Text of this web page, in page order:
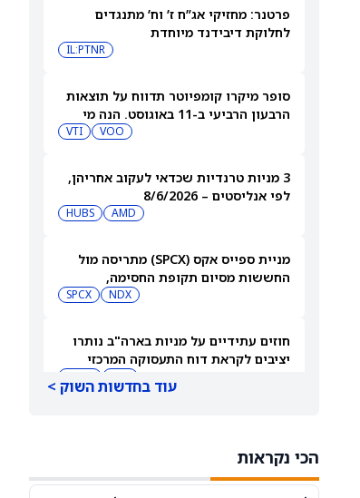
פרטנר: מחזיקי אג”ח ז’ וח’ מתנגדים
לחלוקת דיבידנד מיוחדת
IL:PTNR
סופר מיקרו קומפיוטר תדווח על תוצאות
הרבעון הרביעי ב-11 באוגוסט. הנה מי
VOO
VTI
3 מניות טרנדיות שכדאי לעקוב אחריהן,
לפי אנליסטים – 8/6/2026
AMD
HUBS
מניית ספייס אקס (SPCX) מתריסה מול
החששות מסיום תקופת החסימה,
NDX
SPCX
חוזים עתידיים על מניות בארה"ב נותרו
יציבים לקראת דוח התעסוקה המרכזי
עוד בחדשות השוק >
הכי נקראות